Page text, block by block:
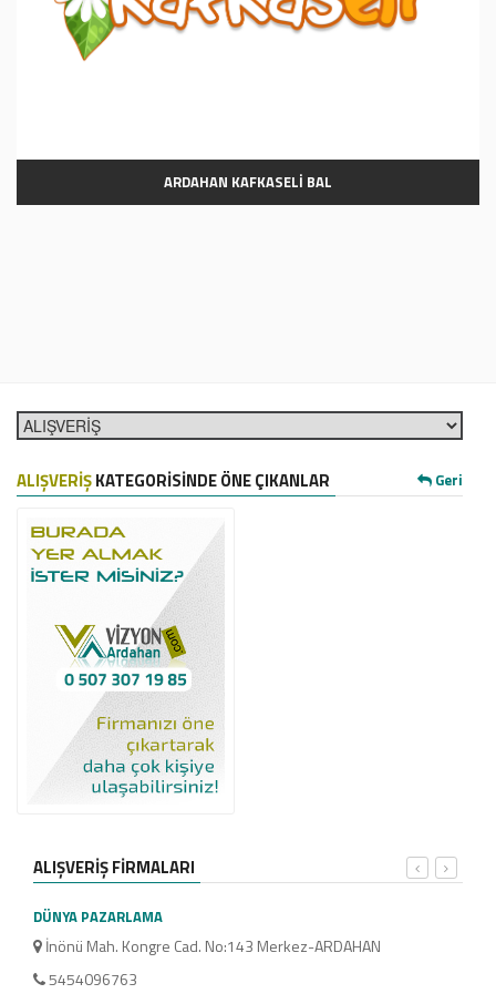
ARDAHAN KAFKASELİ BAL
ALIŞVERİŞKATEGORİSİNDE ÖNE ÇIKANLAR Geri
ALIŞVERİŞ FİRMALARI
DÜNYA PAZARLAMA
İnönü Mah. Kongre Cad. No:143 Merkez-ARDAHAN
5454096763